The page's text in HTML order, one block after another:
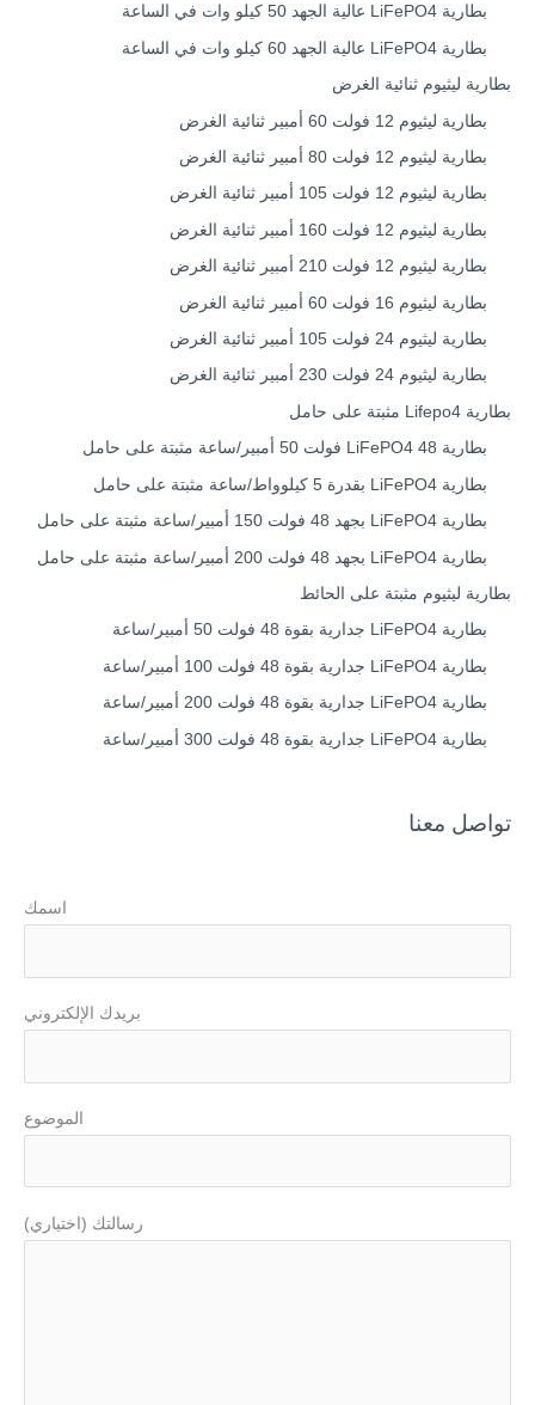
بطارية LiFePO4 عالية الجهد 50 كيلو وات في الساعة
بطارية LiFePO4 عالية الجهد 60 كيلو وات في الساعة
بطارية ليثيوم ثنائية الغرض
بطارية ليثيوم 12 فولت 60 أمبير ثنائية الغرض
بطارية ليثيوم 12 فولت 80 أمبير ثنائية الغرض
بطارية ليثيوم 12 فولت 105 أمبير ثنائية الغرض
بطارية ليثيوم 12 فولت 160 أمبير ثنائية الغرض
بطارية ليثيوم 12 فولت 210 أمبير ثنائية الغرض
بطارية ليثيوم 16 فولت 60 أمبير ثنائية الغرض
بطارية ليثيوم 24 فولت 105 أمبير ثنائية الغرض
بطارية ليثيوم 24 فولت 230 أمبير ثنائية الغرض
بطارية Lifepo4 مثبتة على حامل
بطارية LiFePO4 48 فولت 50 أمبير/ساعة مثبتة على حامل
بطارية LiFePO4 بقدرة 5 كيلوواط/ساعة مثبتة على حامل
بطارية LiFePO4 بجهد 48 فولت 150 أمبير/ساعة مثبتة على حامل
بطارية LiFePO4 بجهد 48 فولت 200 أمبير/ساعة مثبتة على حامل
بطارية ليثيوم مثبتة على الحائط
بطارية LiFePO4 جدارية بقوة 48 فولت 50 أمبير/ساعة
بطارية LiFePO4 جدارية بقوة 48 فولت 100 أمبير/ساعة
بطارية LiFePO4 جدارية بقوة 48 فولت 200 أمبير/ساعة
بطارية LiFePO4 جدارية بقوة 48 فولت 300 أمبير/ساعة
تواصل معنا
اسمك
بريدك الإلكتروني
الموضوع
رسالتك (اختياري)